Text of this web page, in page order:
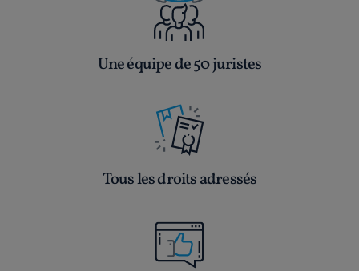
Une équipe de 50 juristes
Tous les droits adressés